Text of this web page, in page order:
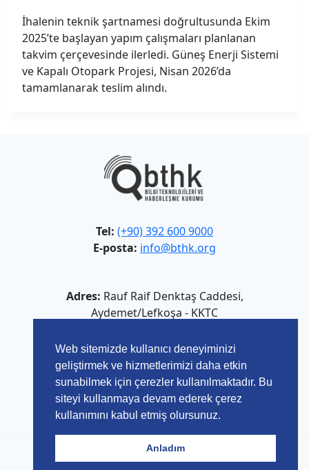
İhalenin teknik şartnamesi doğrultusunda Ekim
2025’te başlayan yapım çalışmaları planlanan
takvim çerçevesinde ilerledi. Güneş Enerji Sistemi
ve Kapalı Otopark Projesi, Nisan 2026’da
tamamlanarak teslim alındı.
Tel: (+90) 392 600 9000
E-posta: info@bthk.org
Adres: Rauf Raif Denktaş Caddesi,
Aydemet/Lefkoşa - KKTC
Web sitemizde kullanıcı deneyiminizi
geliştirmek ve hizmetlerimizi daha etkin
sunabilmek için çerezler kullanılmaktadır. Bu
siteyi kullanmaya devam ederek çerez
kullanımını kabul etmiş olursunuz.
Anladım